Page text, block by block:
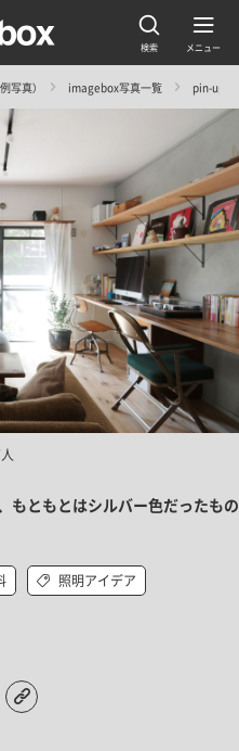
写真） imagebox写真一覧 pin-upイ
もともとはシルバー色だったもの
照明アイデア